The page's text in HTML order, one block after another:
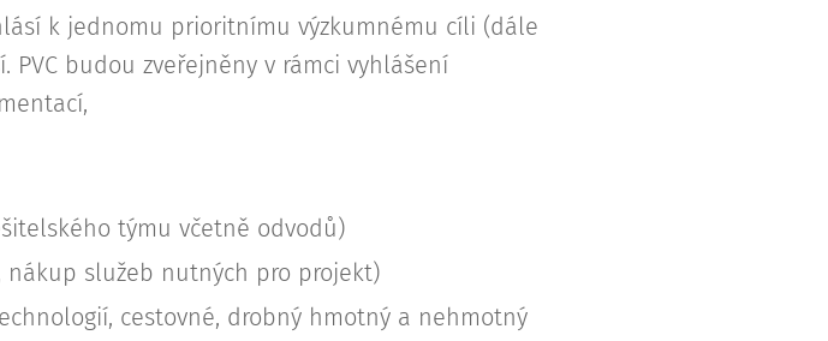
k jednomu prioritnímu výzkumnému cíli (dále
PVC budou zveřejněny v rámci vyhlášení
týmu včetně odvodů)
nákup služeb nutných pro projekt)
cestovné, drobný hmotný a nehmotný